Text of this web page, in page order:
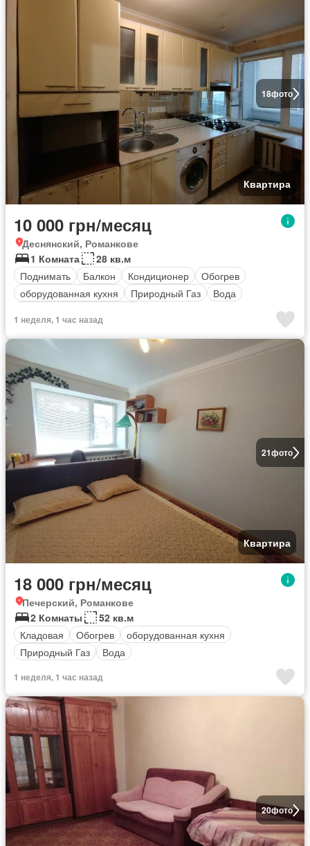
18фото
Квартира
10 000 грн/месяц
Деснянский, Романкове
1 Комната
28 кв.м
Поднимать
Балкон Кондиционер
Обогрев
оборудованная кухня
Природный Газ
Вода
1 неделя, 1 час назад
21фото
Квартира
18 000 грн/месяц
Печерский, Романкове
2 Комнаты
52 кв.м
Кладовая
Обогрев
оборудованная кухня
Природный Газ
Вода
1 неделя, 1 час назад
20фото